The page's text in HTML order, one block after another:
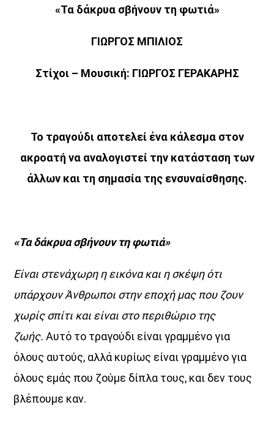
Μια Θάλασσα Τραγούδια
18:00
«Τα δάκρυα σβήνουν τη φωτιά»
ΓΙΩΡΓΟΣ ΜΠΙΛΙΟΣ
Στίχοι – Μουσική: ΓΙΩΡΓΟΣ ΓΕΡΑΚΑΡΗΣ
Το τραγούδι αποτελεί ένα κάλεσμα στον
ακροατή να αναλογιστεί την κατάσταση των
άλλων και τη σημασία της ενσυναίσθησης.
«Τα δάκρυα σβήνουν τη φωτιά»
Είναι στενάχωρη η εικόνα και η σκέψη ότι
υπάρχουν Άνθρωποι στην εποχή μας που ζουν
χωρίς σπίτι και είναι στο περιθώριο της
ζωής.Αυτό το τραγούδι είναι γραμμένο για
όλους αυτούς, αλλά κυρίως είναι γραμμένο για
όλους εμάς που ζούμε δίπλα τους, και δεν τους
βλέπουμε καν.